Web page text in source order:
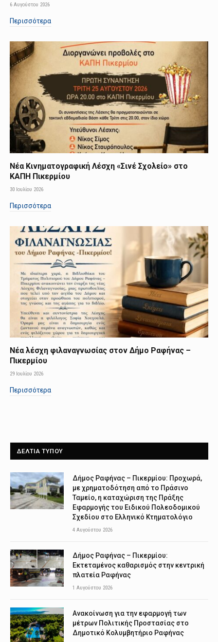
6 Αυγούστου 2026
Περισσότερα
Νέα Κινηματογραφική Λέσχη «Σινέ Σχολείο» στο
ΚΑΠΗ Πικερμίου
30 Ιουλίου 2026
Περισσότερα
Νέα λέσχη φιλαναγνωσίας στον Δήμο Ραφήνας –
Πικερμίου
29 Ιουλίου 2026
Περισσότερα
ΔΕΛΤΙΑ ΤΥΠΟΥ
Δήμος Ραφήνας – Πικερμίου: Προχωρά,
με χρηματοδότηση από το Πράσινο
Ταμείο, η καταχώριση της Πράξης
Εφαρμογής του Ειδικού Πολεοδομικού
Σχεδίου στο Ελληνικό Κτηματολόγιο
4 Αυγούστου 2026
Δήμος Ραφήνας – Πικερμίου:
Εκτεταμένος καθαρισμός στην κεντρική
πλατεία Ραφήνας
1 Αυγούστου 2026
Ανακοίνωση για την εφαρμογή των
μέτρων Πολιτικής Προστασίας στο
Δημοτικό Κολυμβητήριο Ραφήνας